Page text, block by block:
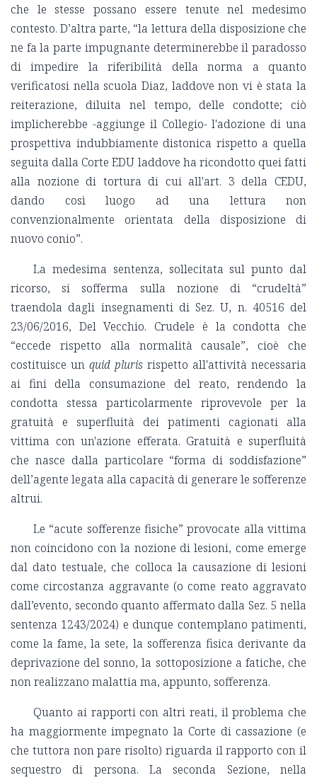
che le stesse possano essere tenute nel medesimo
contesto. D’altra parte, “la lettura della disposizione che
ne fa la parte impugnante determinerebbe il paradosso
di impedire la riferibilità della norma a quanto
verificatosi nella scuola Diaz, laddove non vi è stata la
reiterazione, diluita nel tempo, delle condotte; ciò
implicherebbe -aggiunge il Collegio- l'adozione di una
prospettiva indubbiamente distonica rispetto a quella
seguita dalla Corte EDU laddove ha ricondotto quei fatti
alla nozione di tortura di cui all'art. 3 della CEDU,
dando così luogo ad una lettura non
convenzionalmente orientata della disposizione di
nuovo conio”.
La medesima sentenza, sollecitata sul punto dal
ricorso, si sofferma sulla nozione di “crudeltà”
traendola dagli insegnamenti di Sez. U, n. 40516 del
23/06/2016, Del Vecchio. Crudele è la condotta che
“eccede rispetto alla normalità causale”, cioè che
costituisce un quid pluris rispetto all'attività necessaria
ai fini della consumazione del reato, rendendo la
condotta stessa particolarmente riprovevole per la
gratuità e superfluità dei patimenti cagionati alla
vittima con un'azione efferata. Gratuità e superfluità
che nasce dalla particolare “forma di soddisfazione”
dell’agente legata alla capacità di generare le sofferenze
altrui.
Le “acute sofferenze fisiche” provocate alla vittima
non coincidono con la nozione di lesioni, come emerge
dal dato testuale, che colloca la causazione di lesioni
come circostanza aggravante (o come reato aggravato
dall’evento, secondo quanto affermato dalla Sez. 5 nella
sentenza 1243/2024) e dunque contemplano patimenti,
come la fame, la sete, la sofferenza fisica derivante da
deprivazione del sonno, la sottoposizione a fatiche, che
non realizzano malattia ma, appunto, sofferenza.
Quanto ai rapporti con altri reati, il problema che
ha maggiormente impegnato la Corte di cassazione (e
che tuttora non pare risolto) riguarda il rapporto con il
sequestro di persona. La seconda Sezione, nella